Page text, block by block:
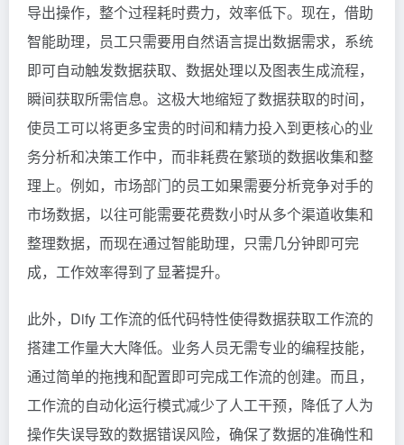
导出操作，整个过程耗时费力，效率低下。现在，借助
智能助理，员工只需要用自然语言提出数据需求，系统
即可自动触发数据获取、数据处理以及图表生成流程，
瞬间获取所需信息。这极大地缩短了数据获取的时间，
使员工可以将更多宝贵的时间和精力投入到更核心的业
务分析和决策工作中，而非耗费在繁琐的数据收集和整
理上。例如，市场部门的员工如果需要分析竞争对手的
市场数据，以往可能需要花费数小时从多个渠道收集和
整理数据，而现在通过智能助理，只需几分钟即可完
成，工作效率得到了显著提升。
此外，Dify 工作流的低代码特性使得数据获取工作流的
搭建工作量大大降低。业务人员无需专业的编程技能，
通过简单的拖拽和配置即可完成工作流的创建。而且，
工作流的自动化运行模式减少了人工干预，降低了人为
操作失误导致的数据错误风险，确保了数据的准确性和